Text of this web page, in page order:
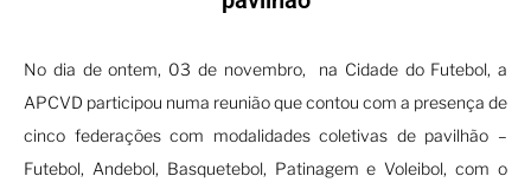
No dia de ontem, 03 de novembro, na Cidade do Futebol, a
APCVD participou numa reunião que contou com a presença de
cinco federações com modalidades coletivas de pavilhão –
Futebol, Andebol, Basquetebol, Patinagem e Voleibol, com o